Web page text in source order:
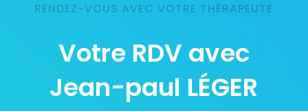
RENDEZ-VOUS AVEC VOTRE THÉRAPEUTE
Votre RDV avec
Jean-paul LÉGER